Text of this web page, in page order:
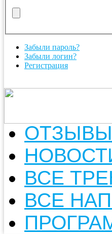
Забыли пароль?
Забыли логин?
Регистрация
ОТЗЫВЫ
ВСЕ
ВСЕ